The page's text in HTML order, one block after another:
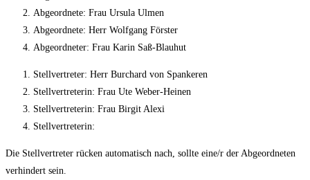
Abgeordnete: Frau Ursula Ulmen
Abgeordnete: Herr Wolfgang Förster
Abgeordneter: Frau Karin Saß-Blauhut
Stellvertreter: Herr Burchard von Spankeren
Stellvertreterin: Frau Ute Weber-Heinen
Stellvertreterin: Frau Birgit Alexi
Stellvertreterin:
Die Stellvertreter rücken automatisch nach, sollte eine/r der Abgeordneten
verhindert sein.